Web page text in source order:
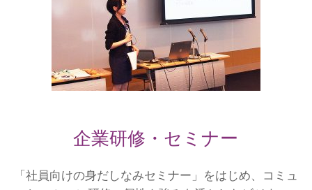
企業研修・セミナー
「社員向けの身だしなみセミナー」をはじめ、コミュ